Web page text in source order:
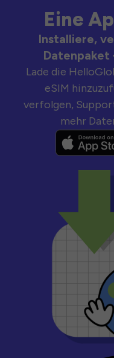
Eine
Installiere,
Datenpaket
Lade die
eSIM
verfolgen,
mehr